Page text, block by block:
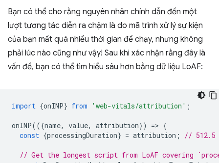
Bạn có thể cho rằng nguyên nhân chính dẫn đến một
lượt tương tác diễn ra chậm là do mã trình xử lý sự kiện
của bạn mất quá nhiều thời gian để chạy, nhưng không
phải lúc nào cũng như vậy! Sau khi xác nhận rằng đây là
vấn đề, bạn có thể tìm hiểu sâu hơn bằng dữ liệu LoAF:
import {onINP} from 'web-vitals/attribution' ;
onINP(({name, value, attribution}) => {
const {processingDuration} = attribution ; // 512.5
// Get the longest script from LoAF covering